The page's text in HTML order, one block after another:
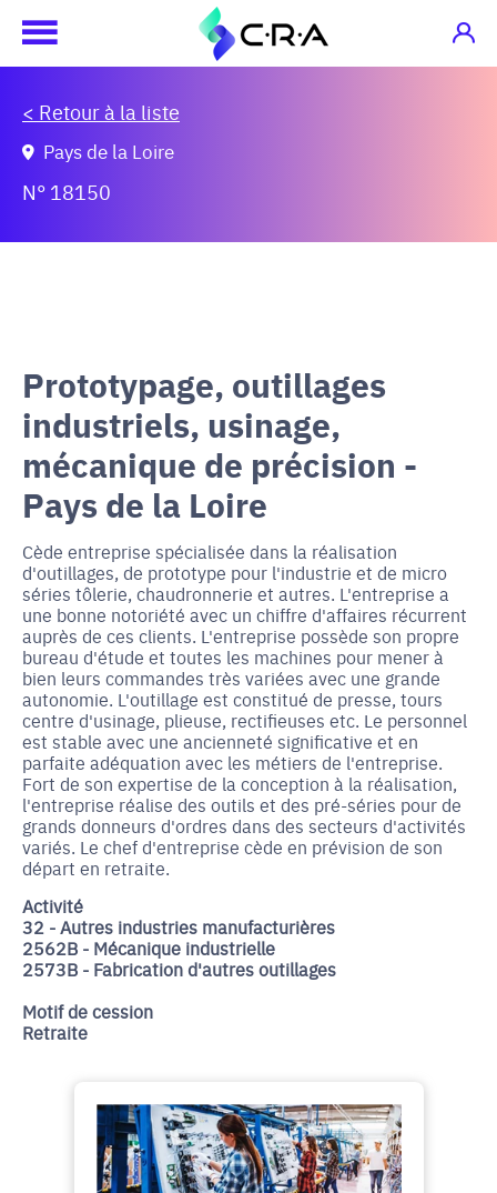
< Retour à la liste
N° 18150
Pays de la Loire
Prototypage, outillages
industriels, usinage,
mécanique de précision -
Pays de la Loire
Cède entreprise spécialisée dans la réalisation
d'outillages, de prototype pour l'industrie et de micro
séries tôlerie, chaudronnerie et autres. L'entreprise a
une bonne notoriété avec un chiffre d'affaires récurrent
auprès de ces clients. L'entreprise possède son propre
bureau d'étude et toutes les machines pour mener à
bien leurs commandes très variées avec une grande
autonomie. L'outillage est constitué de presse, tours
centre d'usinage, plieuse, rectifieuses etc. Le personnel
est stable avec une ancienneté significative et en
parfaite adéquation avec les métiers de l'entreprise.
Fort de son expertise de la conception à la réalisation,
l'entreprise réalise des outils et des pré-séries pour de
grands donneurs d'ordres dans des secteurs d'activités
variés. Le chef d'entreprise cède en prévision de son
départ en retraite.
Activité
32 - Autres industries manufacturières
2562B - Mécanique industrielle
2573B - Fabrication d'autres outillages
Motif de cession
Retraite